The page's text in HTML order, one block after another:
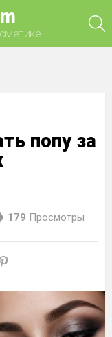
попу за
179 Просмотры